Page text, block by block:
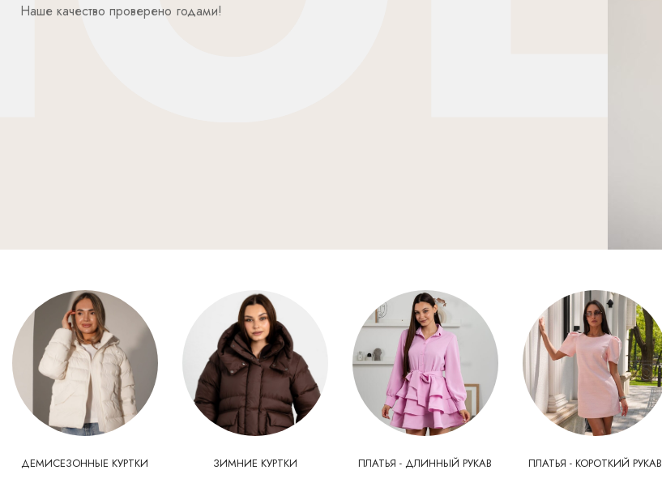
Наше качество проверено годами!
ДЕМИСЕЗОННЫЕ КУРТКИ ЗИМНИЕ КУРТКИ ПЛАТЬЯ - ДЛИННЫЙ РУКАВ ПЛАТЬЯ - КОРОТКИЙ РУКАВ